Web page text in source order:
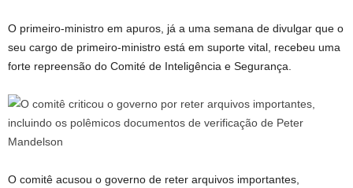
O primeiro-ministro em apuros, já a uma semana de divulgar que o
seu cargo de primeiro-ministro está em suporte vital, recebeu uma
forte repreensão do Comité de Inteligência e Segurança.
O comitê acusou o governo de reter arquivos importantes,